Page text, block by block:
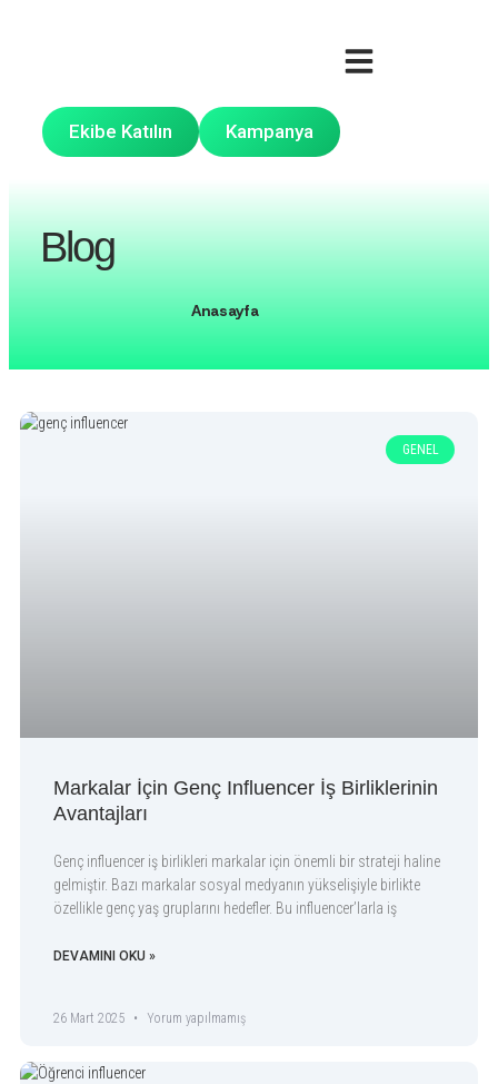
Ekibe Katılın Kampanya
Blog
Anasayfa
GENEL
Markalar İçin Genç Influencer İş Birliklerinin
Avantajları
Genç influencer iş birlikleri markalar için önemli bir strateji haline
gelmiştir. Bazı markalar sosyal medyanın yükselişiyle birlikte
özellikle genç yaş gruplarını hedefler. Bu influencer’larla iş
DEVAMINI OKU »
26 Mart 2025 Yorum yapılmamış